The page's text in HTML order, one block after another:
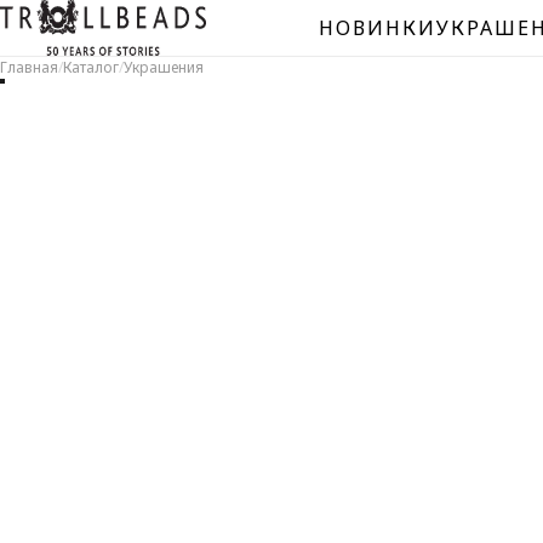
НОВИНКИ
Главная/Каталог/Украшения